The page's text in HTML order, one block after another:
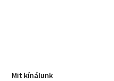
Mit kínálunk